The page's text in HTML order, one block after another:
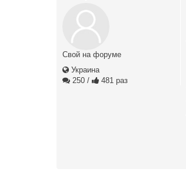
Свой на форуме
Украина
250 / 481 раз